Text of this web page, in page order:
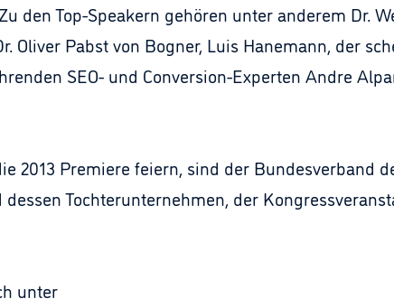
Top-Speakern gehören unter anderem Dr.
Oliver Pabst von Bogner, Luis Hanemann, der
SEO- und Conversion-Experten Andre
2013 Premiere feiern, sind der Bundesverband
Tochterunternehmen, der
unter